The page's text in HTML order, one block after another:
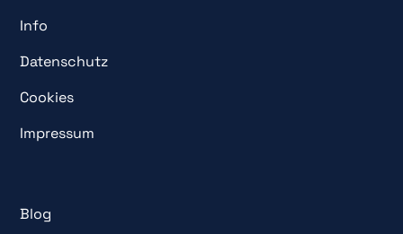
Info
Datenschutz
Cookies
Impressum
Blog